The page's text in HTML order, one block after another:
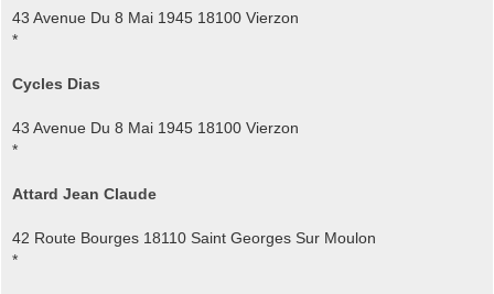
43 Avenue Du 8 Mai 1945 18100 Vierzon
*
Cycles Dias
43 Avenue Du 8 Mai 1945 18100 Vierzon
*
Attard Jean Claude
42 Route Bourges 18110 Saint Georges Sur Moulon
*